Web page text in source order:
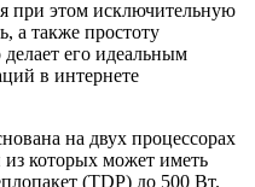
при этом исключительную
а также простоту
его идеальным
в интернете
на двух процессорах
которых может иметь
(TDP) до 500 Вт.